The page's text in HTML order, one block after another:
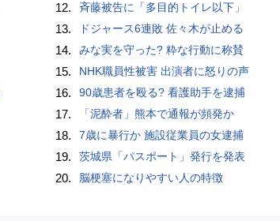
12. 斉藤被告に「多目的トイレ以下」
13. ドジャース6連敗 佐々木が止める
14. みな実を守った? 粋な行動に称賛
15. NHK職員性被害 出演者に怒りの声
16. 90歳患者を殴る? 看護助手を逮捕
17. 「泥酔者」熊本で通報が頻発か
18. 7歳に暴行か 施設従業員の女逮捕
19. 茨城県「パスポート」発行を発表
20. 脳梗塞になりやすい人の特徴